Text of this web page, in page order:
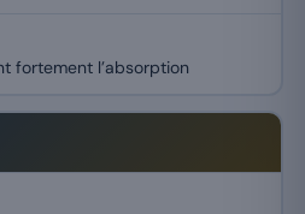
fortement l’absorption